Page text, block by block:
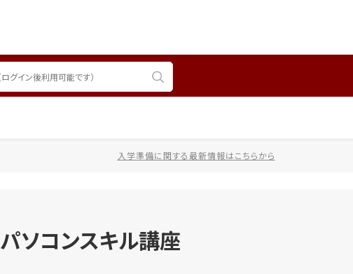
入学準備に関する最新情報はこちらから
パソコンスキル講座